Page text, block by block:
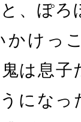
、ぽ
かけっ
は息
になっ